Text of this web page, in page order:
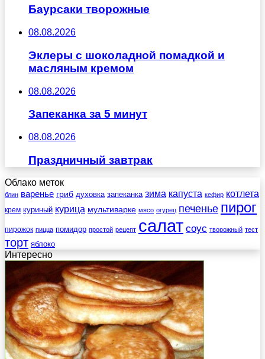
Баурсаки творожные
08.08.2026
Эклеры с шоколадной помадкой и
масляным кремом
08.08.2026
Запеканка за 5 минут
08.08.2026
Праздничный завтрак
Облако меток
блин варенье гриб духовка запеканка зима капуста кефир котлета
крем куриный курица мультиварке мясо огурец печенье пирог
пирожок пицца помидор простой рецепт салат соус творожный тест
торт яблоко
Интересно